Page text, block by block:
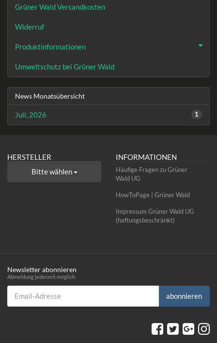
Grüner Wald Versandkosten
Widerruf
Produktinformationen
Umweltschutz bei Grüner Wald
News Monatsübersicht
Juli, 2026 1
HERSTELLER
Bitte wählen
INFORMATIONEN
Häufige Fragen zu Grüner
Wald UG
HowToPage | Grüner Wald
Impressum Grüner Wald UG
(haftungsbeschränkt)
Newsletter abonnieren
Abmeldung jederzeit möglich
Email-Adresse
abonnieren